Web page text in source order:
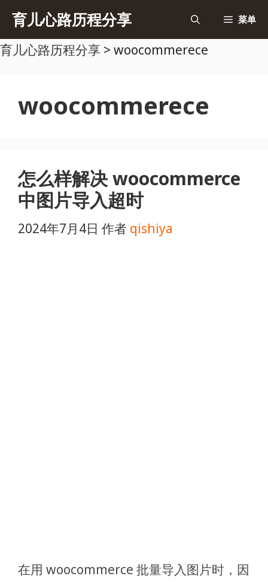
内
育儿心路历程分享 菜单
育儿心路历程分享 > woocommerece
woocommerece
怎么样解决 woocommerce
中图片导入超时
2024年7月4日 作者 qishiya
在用 woocommerce 批量导入图片时，因